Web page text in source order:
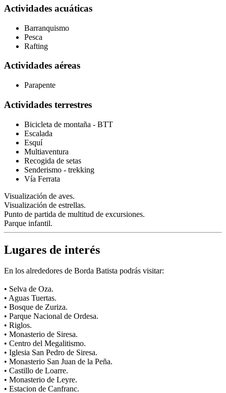
Actividades acuáticas
Barranquismo
Pesca
Rafting
Actividades aéreas
Parapente
Actividades terrestres
Bicicleta de montaña - BTT
Escalada
Esquí
Multiaventura
Recogida de setas
Senderismo - trekking
Vía Ferrata
Visualización de aves.
Visualización de estrellas.
Punto de partida de multitud de excursiones.
Parque infantil.
Lugares de interés
En los alrededores de Borda Batista podrás visitar:
• Selva de Oza.
• Aguas Tuertas.
• Bosque de Zuriza.
• Parque Nacional de Ordesa.
• Riglos.
• Monasterio de Siresa.
• Centro del Megalitismo.
• Iglesia San Pedro de Siresa.
• Monasterio San Juan de la Peña.
• Castillo de Loarre.
• Monasterio de Leyre.
• Estacion de Canfranc.